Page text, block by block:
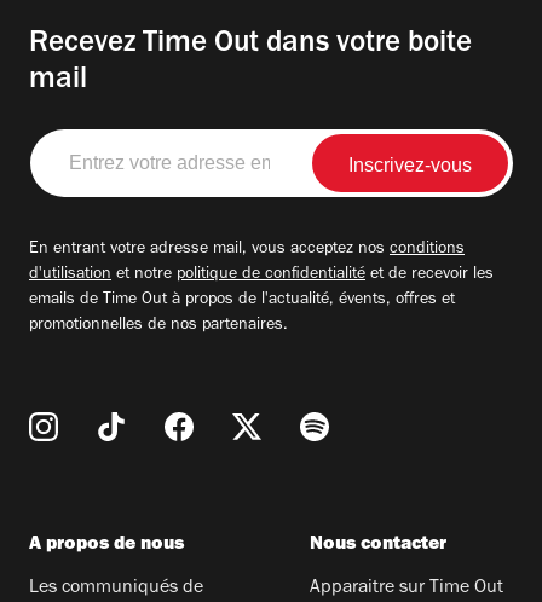
Recevez Time Out dans votre boite
mail
Entrez
votre
adresse
En entrant votre adresse mail, vous acceptez nos conditions
d'utilisation et notre politique de confidentialité et de recevoir les
emails de Time Out à propos de l'actualité, évents, offres et
promotionnelles de nos partenaires.
A propos de nous
Les communiqués de
Nous contacter
Apparaitre sur Time Out